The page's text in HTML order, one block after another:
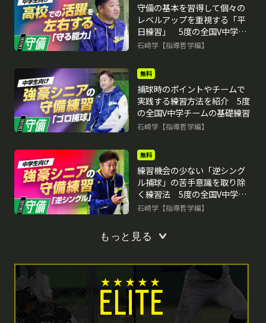
守備の基本を習得して個々の
レベルアップを重視する「平
日練習」 5度の全国V中学チ
ームの基礎練習
石崎学【指導哲学編】
無料
捕球時のポイントやチームで
実践する練習方法を紹介 5度
の全国V中学チームの基礎練習
石崎学【指導哲学編】
無料
練習機会の少ない「逆シング
ル捕球」の苦手意識を取り除
く練習法 5度の全国V中学チ
ームの基礎練習
石崎学【指導哲学編】
もっと見る